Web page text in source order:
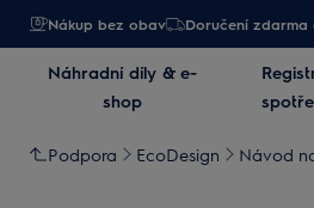
Nákup bez obav Doručení zdarma
Náhradní díly & e-
shop
Podpora EcoDesign Návod